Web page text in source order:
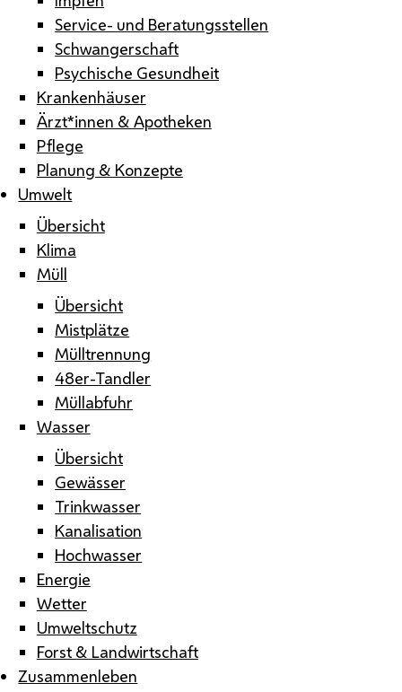
Service- und Beratungsstellen
Schwangerschaft
Psychische Gesundheit
Krankenhäuser
Ärzt*innen & Apotheken
Pflege
Planung & Konzepte
Umwelt
Übersicht
Klima
Müll
Übersicht
Mistplätze
Mülltrennung
48er-Tandler
Müllabfuhr
Wasser
Übersicht
Gewässer
Trinkwasser
Kanalisation
Hochwasser
Energie
Wetter
Umweltschutz
Forst & Landwirtschaft
Zusammenleben